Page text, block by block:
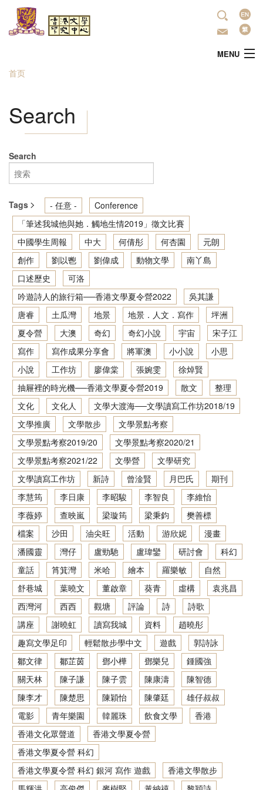
跳转到主要内容
语
言
MENU
中心简介
學術研究
文学推广
出版
香港文學資料庫
相关连结
当前位置
首页
Search
Search
Tags - 任意 -
Conference
「筆述我城他與她．觸地生情2019」徵文比賽
中國學生周報
中大 何倩彤 何杏園
元朗
創作
劉以鬯 劉偉成 動物文學
南丫島
口述歷史
可洛
吟遊詩人的旅行箱──香港文學夏令營2022
吳其謙
唐睿
土瓜灣 地景 地景．人文．寫作
坪洲
夏令營
大澳 奇幻 奇幻小說 宇宙
宋子江
寫作
寫作成果分享會 將軍澳 小小說
小思
小說
工作坊 廖偉棠 張婉雯
徐焯賢
抽屜裡的時光機──香港文學夏令營2019
散文
整理
文化
文化人
文學大渡海──文學讀寫工作坊2018/19
文學推廣
文學散步
文學景點考察
文學景點考察2019/20
文學景點考察2020/21
文學景點考察2021/22
文學營
文學研究
文學讀寫工作坊
新詩 曾淦賢 月巴氏
期刊
李慧筠
李日康 李昭駿 李智良
李維怡
李薇婷
查映嵐 梁璇筠 梁秉鈞
樊善標
檔案
沙田 油尖旺 活動 游欣妮
漫畫
潘國靈
灣仔 盧勁馳 盧瑋鑾 研討會
科幻
童話
筲箕灣 米哈 繪本 羅樂敏
自然
舒巷城
葉曉文 董啟章 葵青 虛構
袁兆昌
西灣河
西西 觀塘 評論 詩
詩歌
講座
謝曉虹 讀寫我城 資料
趙曉彤
趣寫文學足印
輕鬆散步學中文 遊戲
郭詩詠
鄒文律
鄒芷茵 鄧小樺 鄧樂兒
鍾國強
關天林
陳子謙 陳子雲 陳康濤
陳智德
陳李才
陳楚思 陳穎怡 陳肇廷
雄仔叔叔
電影
青年樂園 韓麗珠 飲食文學
香港
香港文化眾聲道
香港文學夏令營
香港文學夏令營 科幻
香港文學夏令營 科幻 銀河 寫作 遊戲
香港文學散步